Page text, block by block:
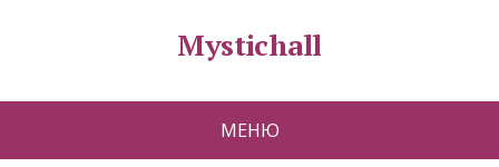
Mystichall
МЕНЮ